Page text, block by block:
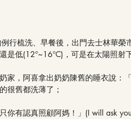
行梳洗、早餐後，出門去士林華榮
是低(12°~16°C)，可是在太陽照射
家，阿喜拿出奶奶陳舊的睡衣說：
很舊都洗薄了；
你有認真照顧阿媽！」(I will ask